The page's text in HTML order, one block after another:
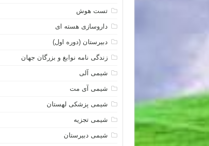
تست هوش
داروسازی هسته ای
دبیرستان (دوره اول)
زندگی نامه نوابغ و بزرگان جهان
شیمی آلی
شیمی آی مت
شیمی پزشکی لهستان
شیمی تجزیه
شیمی دبیرستان